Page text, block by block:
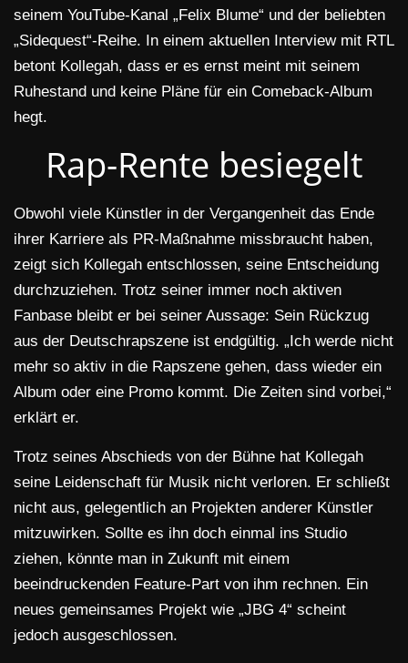
seinem YouTube-Kanal „Felix Blume“ und der beliebten
„Sidequest“-Reihe. In einem aktuellen Interview mit RTL
betont Kollegah, dass er es ernst meint mit seinem
Ruhestand und keine Pläne für ein Comeback-Album
hegt.
Rap-Rente besiegelt
Obwohl viele Künstler in der Vergangenheit das Ende
ihrer Karriere als PR-Maßnahme missbraucht haben,
zeigt sich Kollegah entschlossen, seine Entscheidung
durchzuziehen. Trotz seiner immer noch aktiven
Fanbase bleibt er bei seiner Aussage: Sein Rückzug
aus der Deutschrapszene ist endgültig. „Ich werde nicht
mehr so aktiv in die Rapszene gehen, dass wieder ein
Album oder eine Promo kommt. Die Zeiten sind vorbei,“
erklärt er.
Trotz seines Abschieds von der Bühne hat Kollegah
seine Leidenschaft für Musik nicht verloren. Er schließt
nicht aus, gelegentlich an Projekten anderer Künstler
mitzuwirken. Sollte es ihn doch einmal ins Studio
ziehen, könnte man in Zukunft mit einem
beeindruckenden Feature-Part von ihm rechnen. Ein
neues gemeinsames Projekt wie „JBG 4“ scheint
jedoch ausgeschlossen.